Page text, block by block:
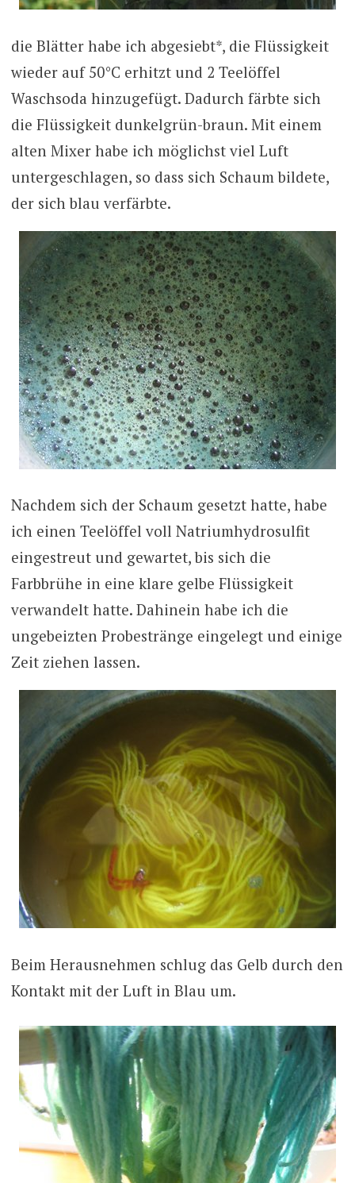
die Blätter habe ich abgesiebt*, die Flüssigkeit
wieder auf 50°C erhitzt und 2 Teelöffel
Waschsoda hinzugefügt. Dadurch färbte sich
die Flüssigkeit dunkelgrün-braun. Mit einem
alten Mixer habe ich möglichst viel Luft
untergeschlagen, so dass sich Schaum bildete,
der sich blau verfärbte.
Nachdem sich der Schaum gesetzt hatte, habe
ich einen Teelöffel voll Natriumhydrosulfit
eingestreut und gewartet, bis sich die
Farbbrühe in eine klare gelbe Flüssigkeit
verwandelt hatte. Dahinein habe ich die
ungebeizten Probestränge eingelegt und einige
Zeit ziehen lassen.
Beim Herausnehmen schlug das Gelb durch den
Kontakt mit der Luft in Blau um.